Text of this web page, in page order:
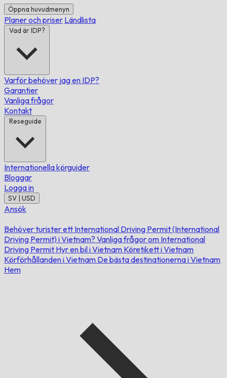
Öppna huvudmenyn
Planer och priser Ländlista
Vad är IDP?
Varför behöver jag en IDP?
Garantier
Vanliga frågor
Kontakt
Reseguide
Internationella körguider
Bloggar
Logga in
SV | USD
Ansök
Behöver turister ett International Driving Permit (International
Driving Permit) i Vietnam? Vanliga frågor om International
Driving Permit Hyr en bil i Vietnam Köretikett i Vietnam
Körförhållanden i Vietnam De bästa destinationerna i Vietnam
Hem